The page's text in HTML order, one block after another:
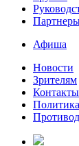
Афиша
Новости
Зрителям
Контакты